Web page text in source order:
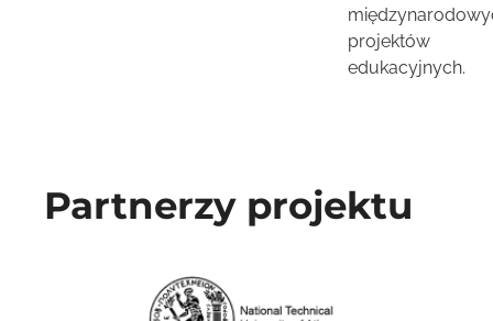
projektów
edukacyjnych.
Partnerzy projektu